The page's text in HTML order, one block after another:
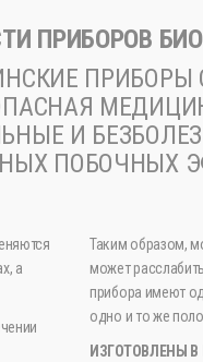
ПРИБОРОВ
ПРИБОРЫ
И
ПОБОЧНЫХ
а
Таким образом,
может
прибора имеют
одно и то же
ИЗГОТОВЛЕНЫ